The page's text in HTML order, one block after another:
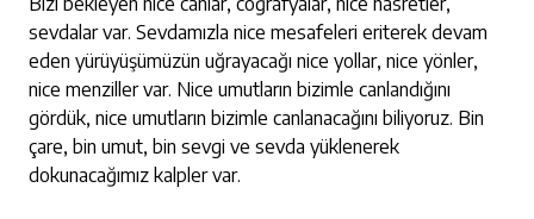
sevdalar var. Sevdamızla nice mesafeleri eriterek devam
eden yürüyüşümüzün uğrayacağı nice yollar, nice yönler,
nice menziller var. Nice umutların bizimle canlandığını
gördük, nice umutların bizimle canlanacağını biliyoruz. Bin
çare, bin umut, bin sevgi ve sevda yüklenerek
dokunacağımız kalpler var.